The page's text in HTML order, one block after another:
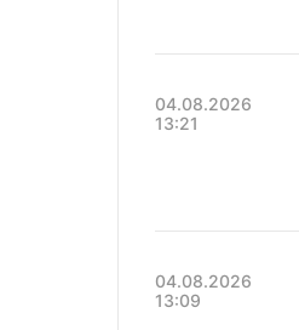
04.08.2026
13:21
04.08.2026
13:09